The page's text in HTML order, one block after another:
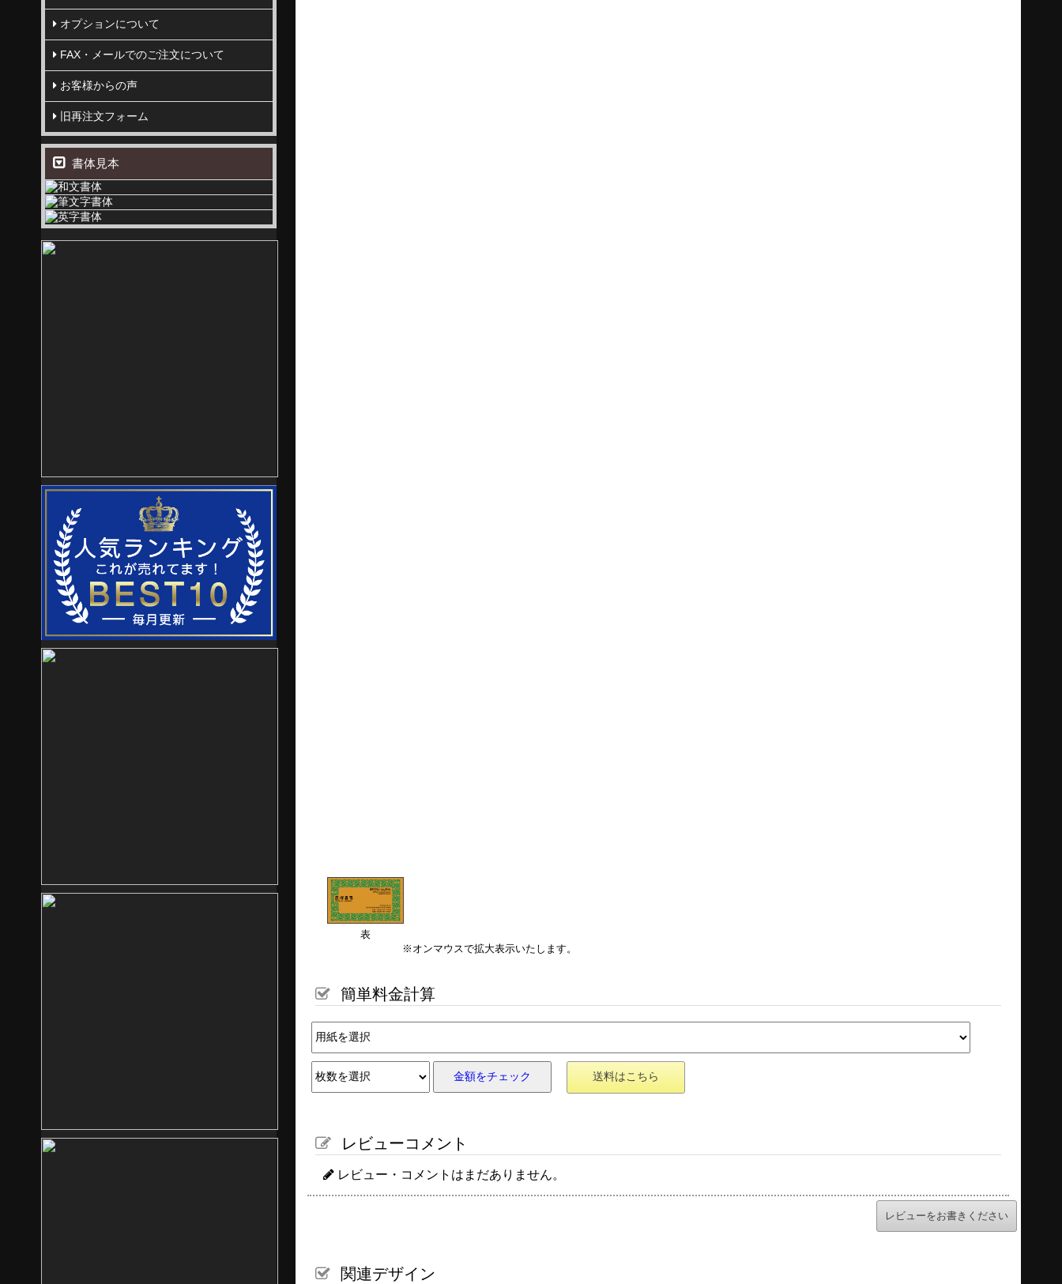
表
※オンマウスで拡大表示いたします。
簡単料金計算
金額をチェック 送料はこちら
レビューコメント
レビュー・コメントはまだありません。
レビューをお書きください
関連デザイン
オプションについて
FAX・メールでのご注文について
お客様からの声
旧再注文フォーム
書体見本